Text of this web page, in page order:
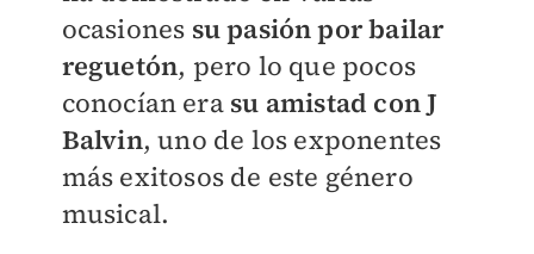
ocasiones su pasión por bailar
reguetón, pero lo que pocos
conocían era su amistad con J
Balvin, uno de los exponentes
más exitosos de este género
musical.